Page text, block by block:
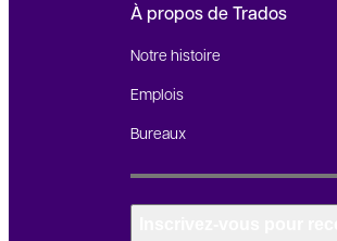
À propos de Trados
Notre histoire
Emplois
Bureaux